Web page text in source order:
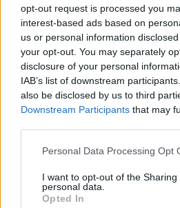
opt-out request is processed you
interest-based ads based on
us or personal information
your opt-out. You may separately
disclosure of your personal
IAB’s list of downstream
also be disclosed by us to third
Downstream Participants that may
Personal Data Processing Opt
I want to opt-out of the Sharing
personal data.
Opted In